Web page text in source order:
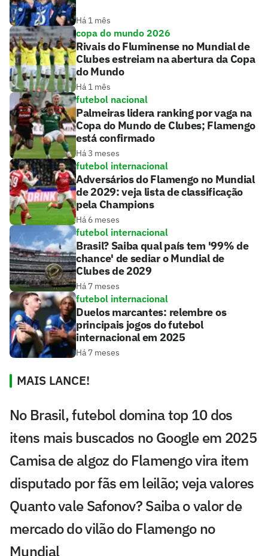
Há 1 mês
copa do mundo 2026
Rivais do Fluminense no Mundial de
Clubes estreiam na abertura da Copa
do Mundo
Há 1 mês
futebol nacional
Palmeiras lidera ranking por vaga na
Copa do Mundo de Clubes; Flamengo
está confirmado
Há 3 meses
futebol internacional
Adversários do Flamengo no Mundial
de 2029: veja lista de classificação
pela Champions
Há 6 meses
futebol internacional
Brasil? Saiba qual país tem '99% de
chance' de sediar o Mundial de
Clubes de 2029
Há 7 meses
futebol internacional
Duelos marcantes: relembre os
principais jogos do futebol
internacional em 2025
Há 7 meses
MAIS LANCE!
No Brasil, futebol domina top 10 dos
itens mais buscados no Google em 2025
Camisa de algoz do Flamengo vira item
disputado por fãs em leilão; veja valores
Quanto vale Safonov? Saiba o valor de
mercado do vilão do Flamengo no
Mundial